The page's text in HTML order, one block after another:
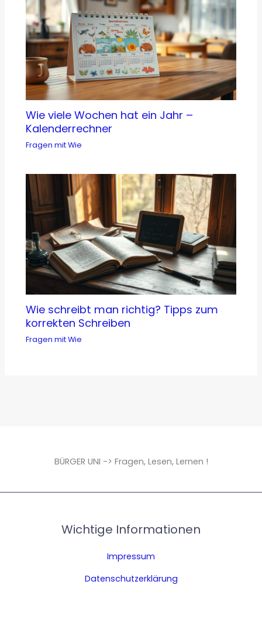
Wie viele Wochen hat ein Jahr –
Kalenderrechner
Fragen mit Wie
Wie schreibt man richtig? Tipps zum
korrekten Schreiben
Fragen mit Wie
BÜRGER UNI -> Fragen, Lesen, Lernen !
Wichtige Informationen
Impressum
Datenschutzerklärung